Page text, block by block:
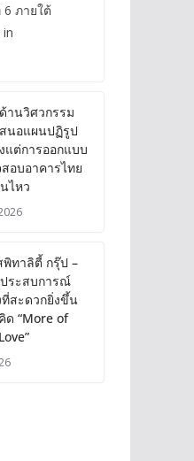
6 ภายใต้
านวิศวกรรม
นอแผนปฏิรูป
แต่การออกแบบ
อบอาคารไทย
ไหว
ทาลิตี้ กรุ๊ป –
ระสบการณ์
ที่สะดวกยิ่งขึ้น
ด “More of